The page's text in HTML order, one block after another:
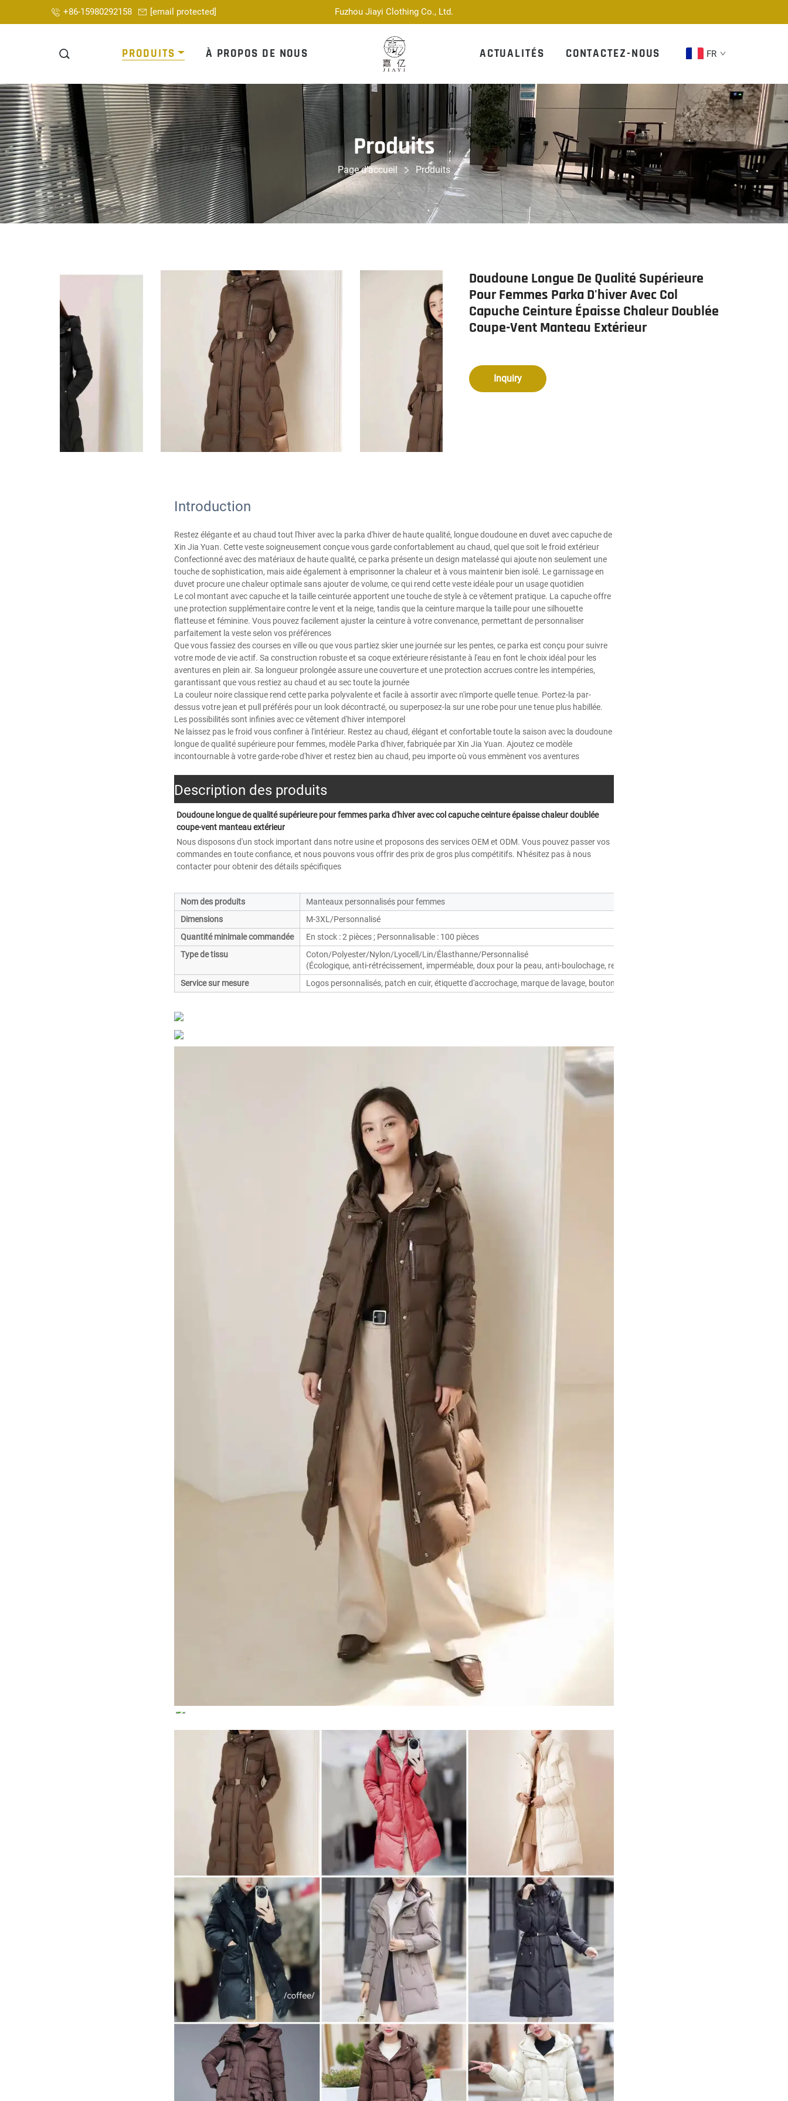
+86-15980292158 [email protected] Fuzhou Jiayi Clothing Co., Ltd.
PRODUITS À PROPOS DE NOUS ACTUALITÉS CONTACTEZ-NOUS FR
Produits
Page d’accueil Produits
Doudoune Longue De Qualité Supérieure
Pour Femmes Parka D'hiver Avec Col
Capuche Ceinture Épaisse Chaleur Doublée
Coupe-Vent Manteau Extérieur
Inquiry
Introduction
Restez élégante et au chaud tout l'hiver avec la parka d'hiver de haute qualité, longue doudoune en duvet avec capuche de
Xin Jia Yuan. Cette veste soigneusement conçue vous garde confortablement au chaud, quel que soit le froid extérieur
Confectionné avec des matériaux de haute qualité, ce parka présente un design matelassé qui ajoute non seulement une
touche de sophistication, mais aide également à emprisonner la chaleur et à vous maintenir bien isolé. Le garnissage en
duvet procure une chaleur optimale sans ajouter de volume, ce qui rend cette veste idéale pour un usage quotidien
Le col montant avec capuche et la taille ceinturée apportent une touche de style à ce vêtement pratique. La capuche offre
une protection supplémentaire contre le vent et la neige, tandis que la ceinture marque la taille pour une silhouette
flatteuse et féminine. Vous pouvez facilement ajuster la ceinture à votre convenance, permettant de personnaliser
parfaitement la veste selon vos préférences
Que vous fassiez des courses en ville ou que vous partiez skier une journée sur les pentes, ce parka est conçu pour suivre
votre mode de vie actif. Sa construction robuste et sa coque extérieure résistante à l'eau en font le choix idéal pour les
aventures en plein air. Sa longueur prolongée assure une couverture et une protection accrues contre les intempéries,
garantissant que vous restiez au chaud et au sec toute la journée
La couleur noire classique rend cette parka polyvalente et facile à assortir avec n'importe quelle tenue. Portez-la par-
dessus votre jean et pull préférés pour un look décontracté, ou superposez-la sur une robe pour une tenue plus habillée.
Les possibilités sont infinies avec ce vêtement d'hiver intemporel
Ne laissez pas le froid vous confiner à l'intérieur. Restez au chaud, élégant et confortable toute la saison avec la doudoune
longue de qualité supérieure pour femmes, modèle Parka d'hiver, fabriquée par Xin Jia Yuan. Ajoutez ce modèle
incontournable à votre garde-robe d'hiver et restez bien au chaud, peu importe où vous emmènent vos aventures
Description des produits
Doudoune longue de qualité supérieure pour femmes parka d'hiver avec col capuche ceinture épaisse chaleur doublée
coupe-vent manteau extérieur
Nous disposons d'un stock important dans notre usine et proposons des services OEM et ODM. Vous pouvez passer vos
commandes en toute confiance, et nous pouvons vous offrir des prix de gros plus compétitifs. N'hésitez pas à nous
contacter pour obtenir des détails spécifiques
Nom des produits
Manteaux personnalisés pour femmes
Dimensions
M-3XL/Personnalisé
Quantité minimale commandée
En stock : 2 pièces ; Personnalisable : 100 pièces
Type de tissu
Coton/Polyester/Nylon/Lyocell/Lin/Élasthanne/Personnalisé
(Écologique, anti-rétrécissement, imperméable, doux pour la peau, anti-boulochage, respirant, confortable, séchage rapide,
Service sur mesure
Logos personnalisés, patch en cuir, étiquette d'accrochage, marque de lavage, bouton, tissu